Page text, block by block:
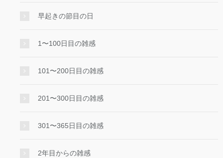
早起きの節目の日
1〜100日目の雑感
101〜200日目の雑感
201〜300日目の雑感
301〜365日目の雑感
2年目からの雑感